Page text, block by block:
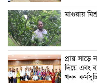
মাগুরায়
প্রায় সাড়ে
দিয়ে এবং
খনন কর্মসূচি